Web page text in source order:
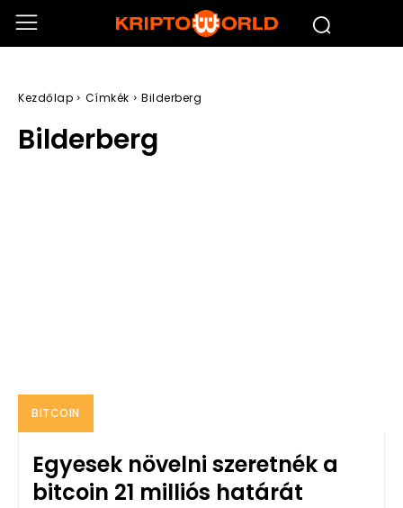
Kezdőlap Címkék Bilderberg
Bilderberg
BITCOIN
Egyesek növelni szeretnék a
bitcoin 21 milliós határát